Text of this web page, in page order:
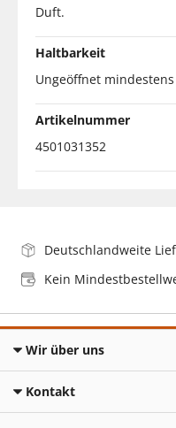
Duft.
Haltbarkeit
Ungeöffnet
Artikelnummer
4501031352
Deutschlandweite
Kein
Wir über uns
Kontakt